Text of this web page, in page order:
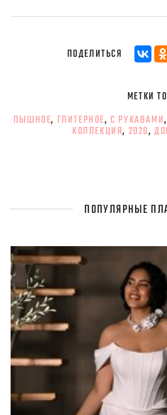
ПОДЕЛИТЬСЯ
МЕТКИ
ПЫШНОЕ, ГЛИТЕРНОЕ,С РУКАВАМИ,
КОЛЛЕКЦИЯ, 2020,
ПОПУЛЯРНЫЕ